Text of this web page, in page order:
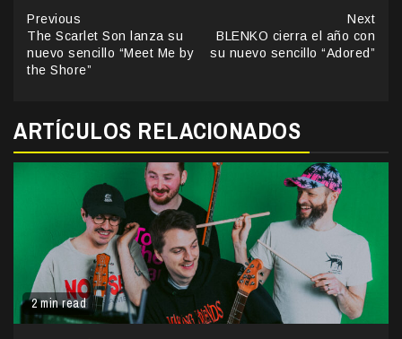
Continue
Reading
Previous
The Scarlet Son lanza su
nuevo sencillo “Meet Me by
the Shore”
Next
BLENKO cierra el año con
su nuevo sencillo “Adored”
ARTÍCULOS RELACIONADOS
2 min read